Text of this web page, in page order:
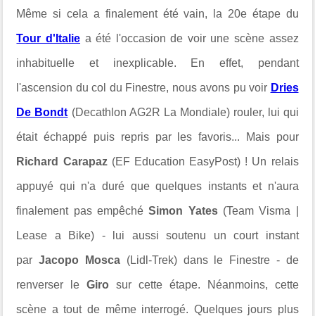
Même si cela a finalement été vain, la 20e étape du
Tour d'Italie a été l'occasion de voir une scène assez
inhabituelle et inexplicable. En effet, pendant
l'ascension du col du Finestre, nous avons pu voir Dries
De Bondt (Decathlon AG2R La Mondiale) rouler, lui qui
était échappé puis repris par les favoris... Mais pour
Richard Carapaz (EF Education EasyPost) ! Un relais
appuyé qui n'a duré que quelques instants et n'aura
finalement pas empêchéSimon Yates (Team Visma |
Lease a Bike) - lui aussi soutenu un court instant
parJacopo Mosca (Lidl-Trek) dans le Finestre -de
renverser leGirosur cette étape. Néanmoins, cette
scène a tout de même interrogé. Quelques jours plus